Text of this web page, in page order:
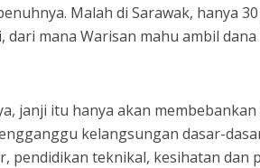
Malah di Sarawak, hanya
dari mana Warisan mahu ambil
janji itu hanya akan
kelangsungan dasar-
pendidikan teknikal, kesihatan dan